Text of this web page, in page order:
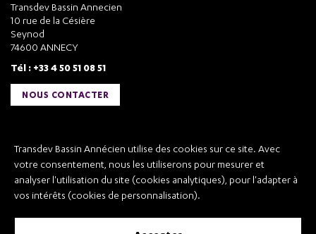
Transdev Bassin Annécien utilise des cookies sur ce site. Avec
votre consentement, nous les utiliserons pour mesurer et
analyser l'utilisation du site (cookies analytiques), pour l'adapter à
vos intérêts (cookies de personnalisation).
Transdev Bassin Annecien
10 rue de la Césière
Seynod
74600 ANNECY
Tél : +33 4 50 51 08 51
NOUS CONTACTER
Transdev Bassin Annécien
Recrutement